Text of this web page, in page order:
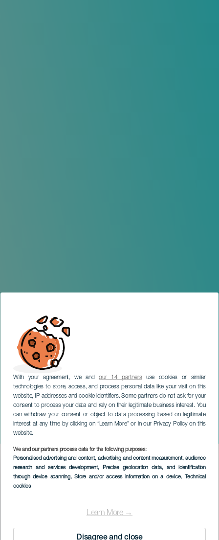
With your agreement, we andour 14 partnersuse cookies or similar
technologies to store, access, and process personal data like your visit on this
website, IP addresses and cookie identifiers. Some partners do not ask for your
consent to process your data and rely on their legitimate business interest. You
can withdraw your consent or object to data processing based on legitimate
interest at any time by clicking on “Learn More” or in our Privacy Policy on this
website.
We and our partners process data for the following purposes:
Personalised advertising and content, advertising and content measurement, audience
research and services development, Precise geolocation data, and identification
through device scanning, Store and/or access information on a device, Technical
cookies
Learn More →
Disagree and close
Paula Quintana: At gå ind i
limbo
LANZAROTE
Imagen
Listado